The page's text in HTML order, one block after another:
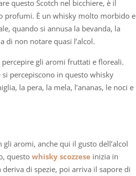
questo Scotch nel bicchiere, è il
profumi. È un whisky molto morbido e
quando si annusa la bevanda, la
di non notare quasi l’alcol.
percepire gli aromi fruttati e floreali.
percepiscono in questo whisky
la pera, la mela, l’ananas, le noci e
gli aromi, anche qui il gusto dell’alcol
questo whisky scozzese inizia in
di spezie, poi arriva il sapore di